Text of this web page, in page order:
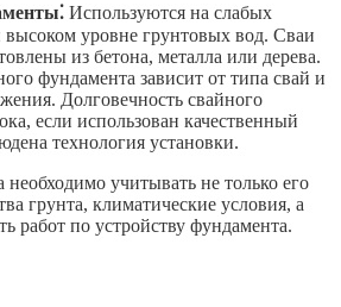
Используются на слабых
высоком уровне грунтовых вод. Сваи
из бетона, металла или дерева.
фундамента зависит от типа свай и
Долговечность свайного
если использован качественный
технология установки.
учитывать не только его
грунта, климатические условия, а
работ по устройству фундамента.